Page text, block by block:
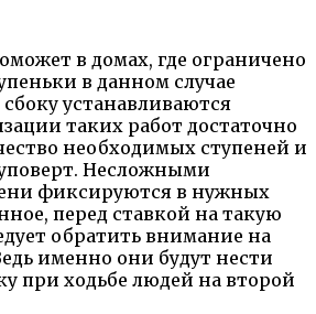
в домах, где ограничено
в данном случае
устанавливаются
таких работ достаточно
необходимых ступеней и
Несложными
фиксируются в нужных
перед ставкой на такую
обратить внимание на
именно они будут нести
при ходьбе людей на второй